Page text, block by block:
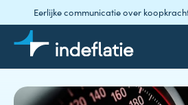
Eerlijke communicatie over